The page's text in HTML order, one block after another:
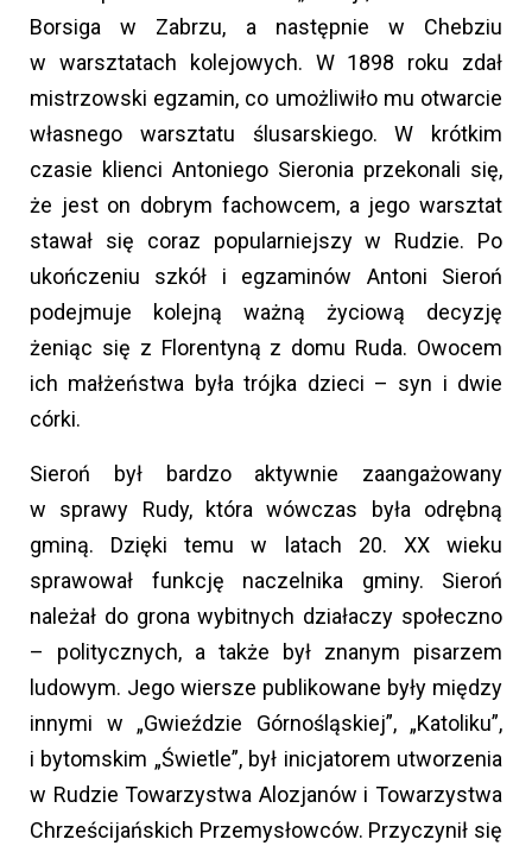
Borsiga w Zabrzu, a następnie w Chebziu
w warsztatach kolejowych. W 1898 roku zdał
mistrzowski egzamin, co umożliwiło mu otwarcie
własnego warsztatu ślusarskiego. W krótkim
czasie klienci Antoniego Sieronia przekonali się,
że jest on dobrym fachowcem, a jego warsztat
stawał się coraz popularniejszy w Rudzie. Po
ukończeniu szkół i egzaminów Antoni Sieroń
podejmuje kolejną ważną życiową decyzję
żeniąc się z Florentyną z domu Ruda. Owocem
ich małżeństwa była trójka dzieci – syn i dwie
córki.
Sieroń był bardzo aktywnie zaangażowany
w sprawy Rudy, która wówczas była odrębną
gminą. Dzięki temu w latach 20. XX wieku
sprawował funkcję naczelnika gminy. Sieroń
należał do grona wybitnych działaczy społeczno
– politycznych, a także był znanym pisarzem
ludowym. Jego wiersze publikowane były między
innymi w „Gwieździe Górnośląskiej”, „Katoliku”,
i bytomskim „Świetle”, był inicjatorem utworzenia
w Rudzie Towarzystwa Alozjanów i Towarzystwa
Chrześcijańskich Przemysłowców. Przyczynił się